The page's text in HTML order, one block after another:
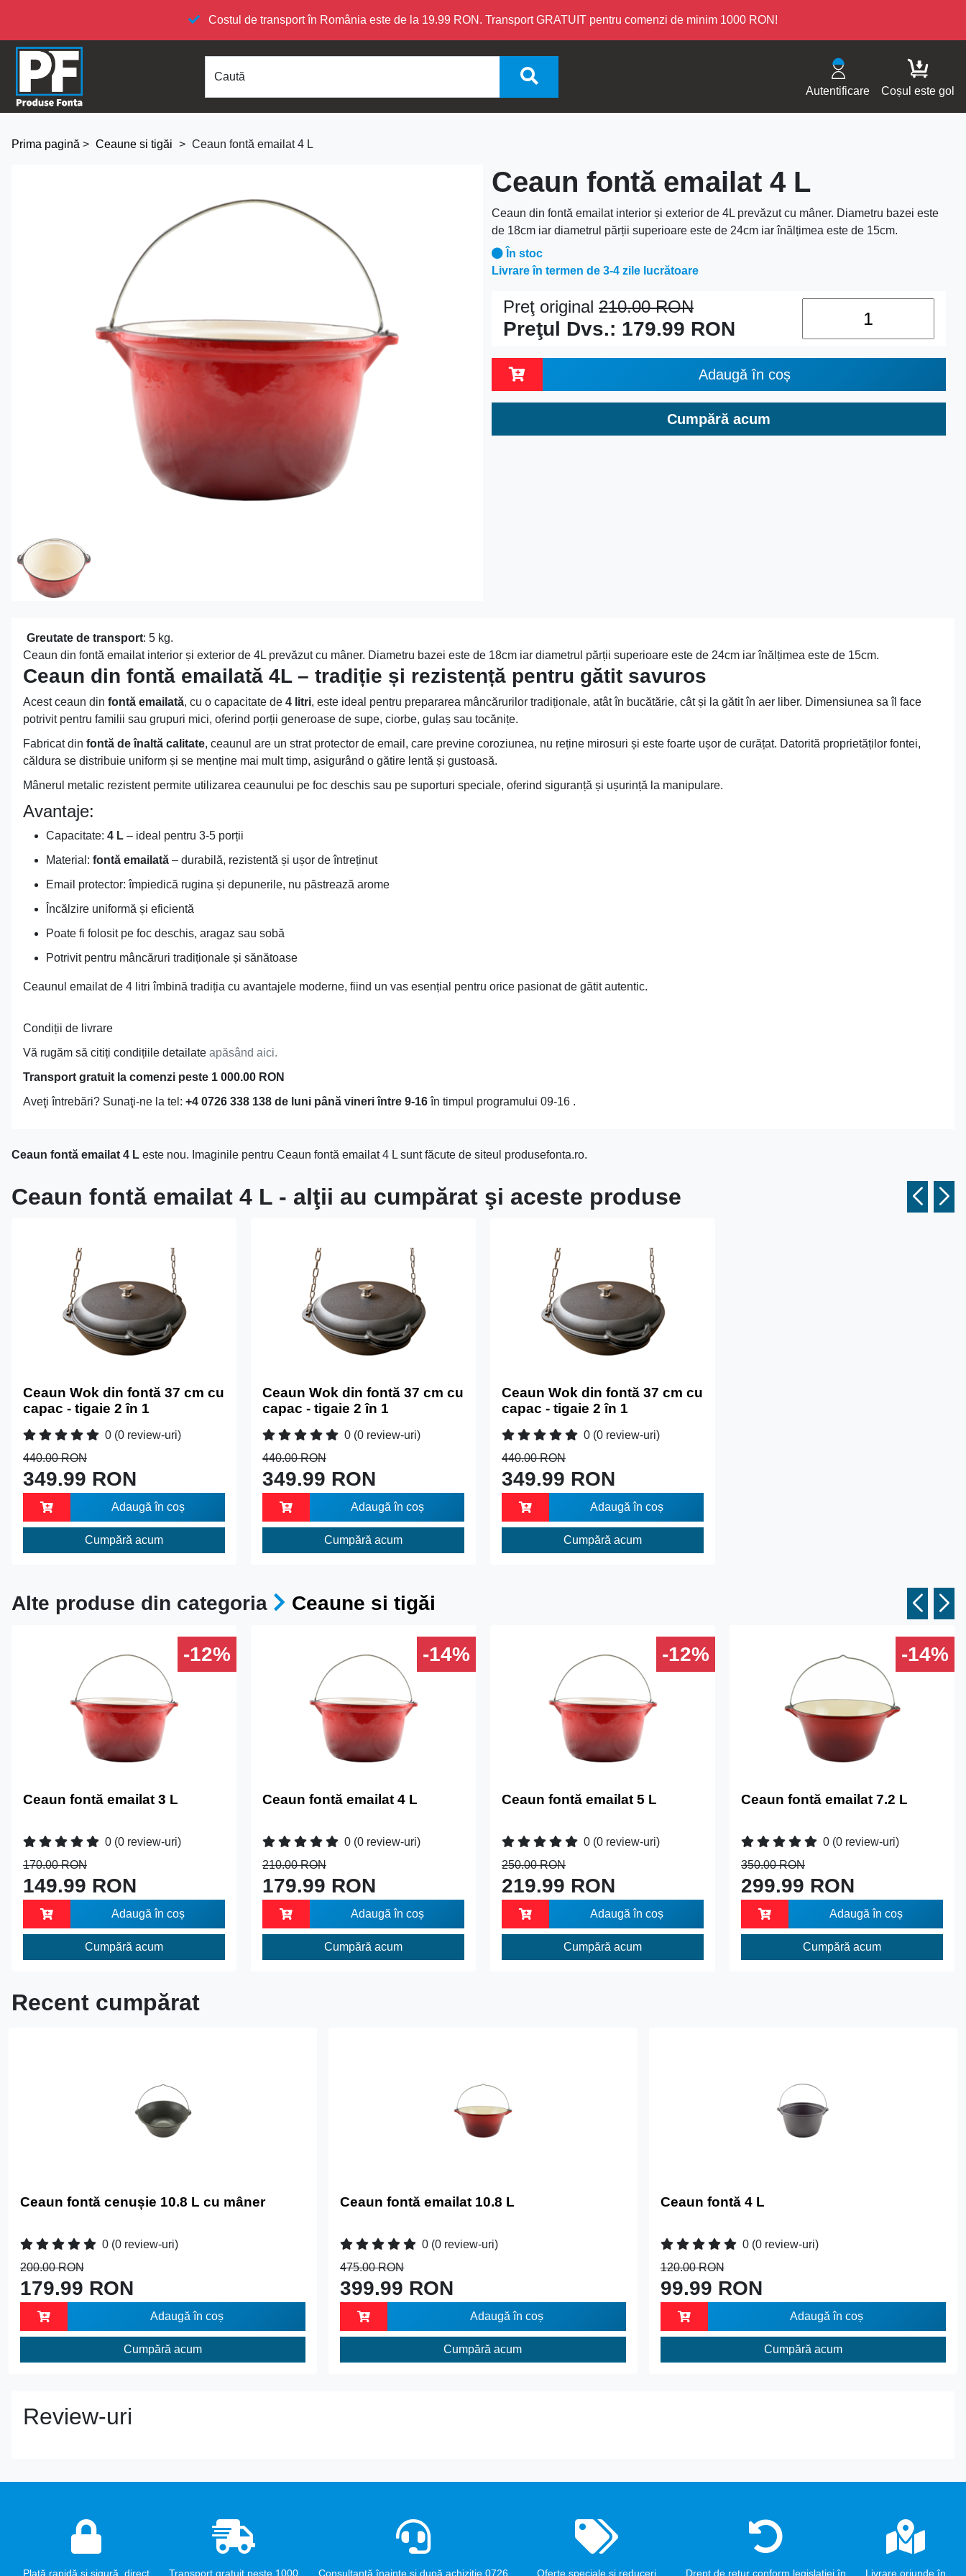
Costul de transport în România este de la 19.99 RON. Transport GRATUIT pentru comenzi de minim 1000 RON!
Caută
Autentificare
Coșul este gol
Prima pagină > Ceaune si tigăi > Ceaun fontă emailat 4 L
Ceaun fontă emailat 4 L
Ceaun din fontă emailat interior și exterior de 4L prevăzut cu mâner. Diametru bazei este
de 18cm iar diametrul părții superioare este de 24cm iar înălțimea este de 15cm.
În stoc
Livrare în termen de 3-4 zile lucrătoare
Preţ original 210.00RON
Preţul Dvs.: 179.99 RON
Adaugă în coș
Cumpără acum
Greutate de transport: 5 kg.
Ceaun din fontă emailat interior și exterior de 4L prevăzut cu mâner. Diametru bazei este de 18cm iar diametrul părții superioare este de 24cm iar înălțimea este de 15cm.
Ceaun din fontă emailată 4L – tradiție și rezistență pentru gătit savuros
Acest ceaun din fontă emailată, cu o capacitate de 4 litri, este ideal pentru prepararea mâncărurilor tradiționale, atât în bucătărie, cât și la gătit în aer liber. Dimensiunea sa îl face
potrivit pentru familii sau grupuri mici, oferind porții generoase de supe, ciorbe, gulaș sau tocănițe.
Fabricat din fontă de înaltă calitate, ceaunul are un strat protector de email, care previne coroziunea, nu reține mirosuri și este foarte ușor de curățat. Datorită proprietăților fontei,
căldura se distribuie uniform și se menține mai mult timp, asigurând o gătire lentă și gustoasă.
Mânerul metalic rezistent permite utilizarea ceaunului pe foc deschis sau pe suporturi speciale, oferind siguranță și ușurință la manipulare.
Avantaje:
Capacitate: 4 L – ideal pentru 3-5 porții
Material: fontă emailată – durabilă, rezistentă și ușor de întreținut
Email protector: împiedică rugina și depunerile, nu păstrează arome
Încălzire uniformă și eficientă
Poate fi folosit pe foc deschis, aragaz sau sobă
Potrivit pentru mâncăruri tradiționale și sănătoase
Ceaunul emailat de 4 litri îmbină tradiția cu avantajele moderne, fiind un vas esențial pentru orice pasionat de gătit autentic.
Condiții de livrare
Vă rugăm să citiți condițiile detailate apăsând aici.
Transport gratuit la comenzi peste 1 000.00 RON
Aveţi întrebări? Sunaţi-ne la tel: +4 0726 338 138 de luni până vineri între 9-16în timpul programului 09-16 .
Ceaun fontă emailat 4 L este nou. Imaginile pentru Ceaun fontă emailat 4 L sunt făcute de siteul produsefonta.ro.
Ceaun fontă emailat 4 L - alţii au cumpărat şi aceste produse
Ceaun Wok din fontă 37 cm cu
capac - tigaie 2 în 1
0 (0 review-uri)
440.00 RON
349.99 RON
Adaugă în coș
Cumpără acum
Ceaun Wok din fontă 37 cm cu
capac - tigaie 2 în 1
0 (0 review-uri)
440.00 RON
349.99 RON
Adaugă în coș
Cumpără acum
Ceaun Wok din fontă 37 cm cu
capac - tigaie 2 în 1
0 (0 review-uri)
440.00 RON
349.99 RON
Adaugă în coș
Cumpără acum
Alte produse din categoria Ceaune si tigăi
-12%
Ceaun fontă emailat 3 L
0 (0 review-uri)
170.00 RON
149.99 RON
Adaugă în coș
Cumpără acum
-14%
Ceaun fontă emailat 4 L
0 (0 review-uri)
210.00 RON
179.99 RON
Adaugă în coș
Cumpără acum
-12%
Ceaun fontă emailat 5 L
0 (0 review-uri)
250.00 RON
219.99 RON
Adaugă în coș
Cumpără acum
-14%
Ceaun fontă emailat 7.2 L
0 (0 review-uri)
350.00 RON
299.99 RON
Adaugă în coș
Cumpără acum
Recent cumpărat
Ceaun fontă cenușie 10.8 L cu mâner
0 (0 review-uri)
200.00 RON
179.99 RON
Adaugă în coș
Cumpără acum
Ceaun fontă emailat 10.8 L
0 (0 review-uri)
475.00 RON
399.99 RON
Adaugă în coș
Cumpără acum
Ceaun fontă 4 L
0 (0 review-uri)
120.00 RON
99.99 RON
Adaugă în coș
Cumpără acum
Review-uri
Plată rapidă și sigură, direct Transport gratuit peste 1000 Consultanță înainte și după achiziție 0726 Oferte speciale și reduceri Drept de retur conform legislației în Livrare oriunde în